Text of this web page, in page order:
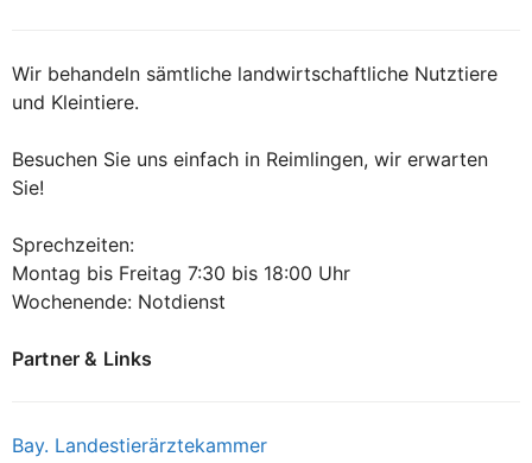
Wir behandeln sämtliche landwirtschaftliche Nutztiere
und Kleintiere.
Besuchen Sie uns einfach in Reimlingen, wir erwarten
Sie!
Sprechzeiten:
Montag bis Freitag 7:30 bis 18:00 Uhr
Wochenende: Notdienst
Partner & Links
Bay. Landestierärztekammer